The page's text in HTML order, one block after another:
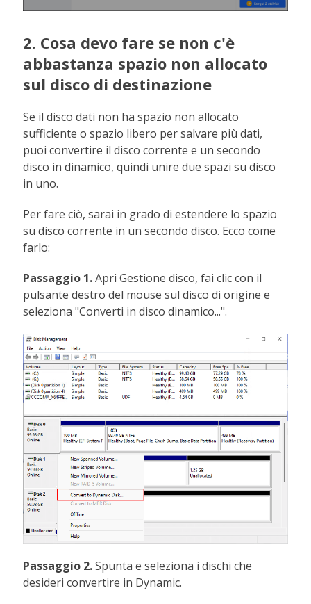
2. Cosa devo fare se non c'è
abbastanza spazio non allocato
sul disco di destinazione
Se il disco dati non ha spazio non allocato
sufficiente o spazio libero per salvare più dati,
puoi convertire il disco corrente e un secondo
disco in dinamico, quindi unire due spazi su disco
in uno.
Per fare ciò, sarai in grado di estendere lo spazio
su disco corrente in un secondo disco. Ecco come
farlo:
Passaggio 1.Apri Gestione disco, fai clic con il
pulsante destro del mouse sul disco di origine e
seleziona "Converti in disco dinamico...".
Passaggio 2.Spunta e seleziona i dischi che
desideri convertire in Dynamic.